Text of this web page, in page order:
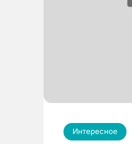
Интересное